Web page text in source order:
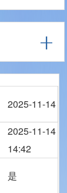
2025-11-14
2025-11-14
14:42
是